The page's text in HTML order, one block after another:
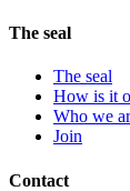
The seal
The seal
How is it
Who we
Join
Contact